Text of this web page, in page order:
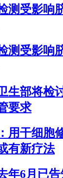
测受影响
测受影响
生部将检
要求
用干细胞
有新疗法
年6月已